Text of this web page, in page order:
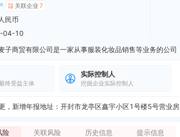
关联企业 7
民币
04-10
终受益主体
实际控制人
挖掘企业实际控制人
，新增年报地址：开封市龙亭区鑫宇小区1号楼5号营业房
险 关联风险 历史信息 提示信息